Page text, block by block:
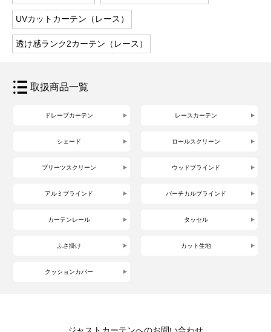
UVカットカーテン（レース）
透け感ランク2カーテン（レース）
取扱商品一覧
ドレープカーテン レースカーテン
シェード ロールスクリーン
プリーツスクリーン ウッドブラインド
アルミブラインド バーチカルブラインド
カーテンレール タッセル
ふさ掛け カット生地
クッションカバー
ジャストカーテンへのお問い合わせ